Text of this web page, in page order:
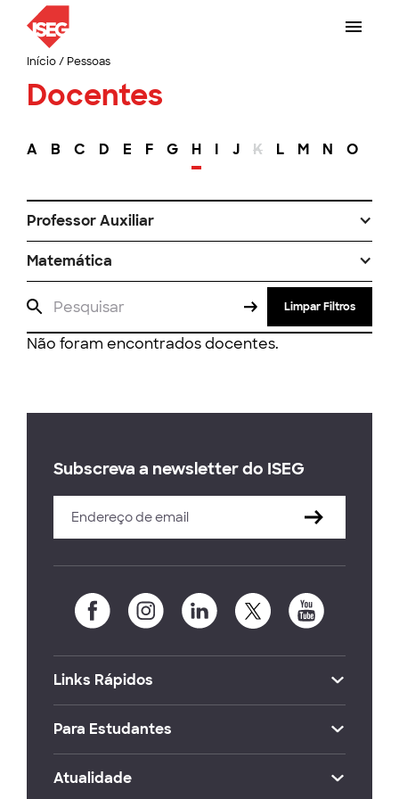
Início/ Pessoas
Docentes
A B C D E F G H I J K L M N O
Professor Auxiliar
Matemática
Limpar Filtros
Não foram encontrados docentes.
Subscreva a newsletter do ISEG
Links Rápidos
Para Estudantes
Atualidade